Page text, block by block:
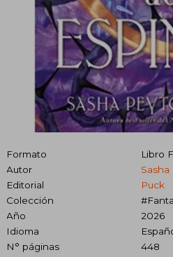
Formato
Libro
Autor
Editorial
Puck
Colección
Año
2026
Idioma
N° páginas
448